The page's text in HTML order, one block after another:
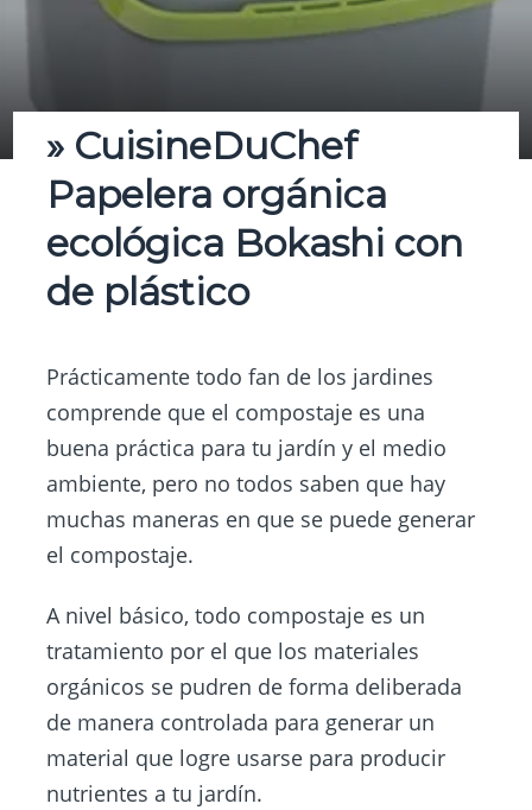
» CuisineDuChef
Papelera orgánica
ecológica Bokashi con
de plástico
Prácticamente todo fan de los jardines
comprende que el compostaje es una
buena práctica para tu jardín y el medio
ambiente, pero no todos saben que hay
muchas maneras en que se puede generar
el compostaje.
A nivel básico, todo compostaje es un
tratamiento por el que los materiales
orgánicos se pudren de forma deliberada
de manera controlada para generar un
material que logre usarse para producir
nutrientes a tu jardín.